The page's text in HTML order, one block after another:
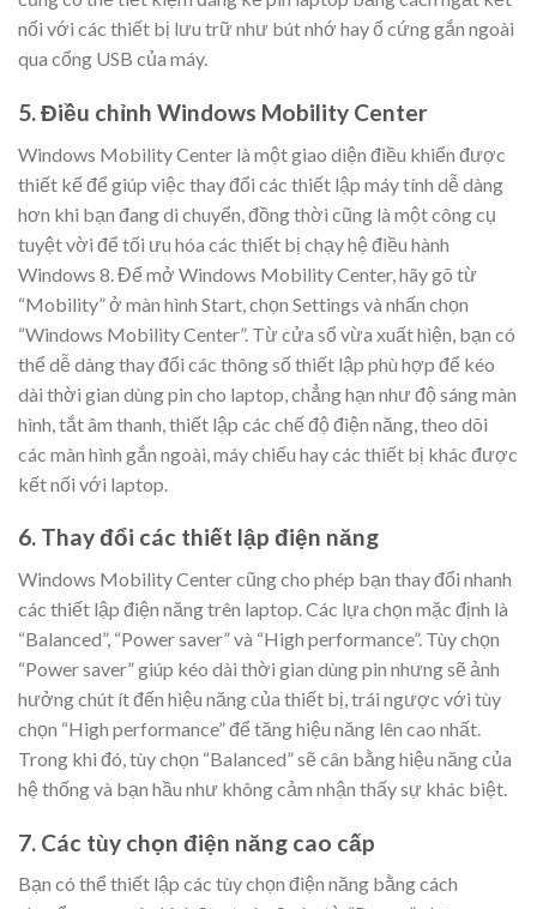
nối với các thiết bị lưu trữ như bút nhớ hay ổ cứng gắn ngoài
qua cổng USB của máy.
5. Điều chỉnh Windows Mobility Center
Windows Mobility Center là một giao diện điều khiển được
thiết kế để giúp việc thay đổi các thiết lập máy tính dễ dàng
hơn khi bạn đang di chuyển, đồng thời cũng là một công cụ
tuyệt vời để tối ưu hóa các thiết bị chạy hệ điều hành
Windows 8. Để mở Windows Mobility Center, hãy gõ từ
“Mobility” ở màn hình Start, chọn Settings và nhấn chọn
“Windows Mobility Center”. Từ cửa sổ vừa xuất hiện, bạn có
thể dễ dàng thay đổi các thông số thiết lập phù hợp để kéo
dài thời gian dùng pin cho laptop, chẳng hạn như độ sáng màn
hình, tắt âm thanh, thiết lập các chế độ điện năng, theo dõi
các màn hình gắn ngoài, máy chiếu hay các thiết bị khác được
kết nối với laptop.
6. Thay đổi các thiết lập điện năng
Windows Mobility Center cũng cho phép bạn thay đổi nhanh
các thiết lập điện năng trên laptop. Các lựa chọn mặc định là
“Balanced”, “Power saver” và “High performance”. Tùy chọn
“Power saver” giúp kéo dài thời gian dùng pin nhưng sẽ ảnh
hưởng chút ít đến hiệu năng của thiết bị, trái ngược với tùy
chọn “High performance” để tăng hiệu năng lên cao nhất.
Trong khi đó, tùy chọn “Balanced” sẽ cân bằng hiệu năng của
hệ thống và bạn hầu như không cảm nhận thấy sự khác biệt.
7. Các tùy chọn điện năng cao cấp
Bạn có thể thiết lập các tùy chọn điện năng bằng cách